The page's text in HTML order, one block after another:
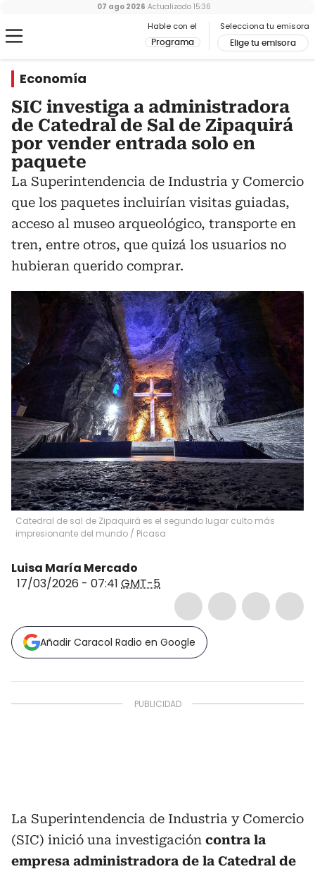
Hable con el
Programa
Selecciona tu emisora
Elige tu emisora
07 ago 2026 Actualizado 15:36
Economía
SIC investiga a administradora
de Catedral de Sal de Zipaquirá
por vender entrada solo en
paquete
La Superintendencia de Industria y Comercio
que los paquetes incluirían visitas guiadas,
acceso al museo arqueológico, transporte en
tren, entre otros, que quizá los usuarios no
hubieran querido comprar.
Catedral de sal de Zipaquirá es el segundo lugar culto más
impresionante del mundo / Picasa
Luisa María Mercado
17/03/2026 - 07:41 GMT-5
Añadir Caracol Radio en Google
La Superintendencia de Industria y Comercio
(SIC) inició una investigación contra la
empresa administradora de la Catedral de